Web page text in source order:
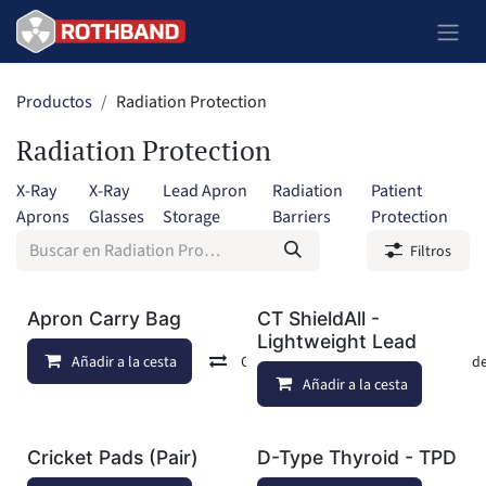
Ir al contenido
Productos Radiation Protection
Radiation Protection
X-Ray
Aprons
X-Ray
Glasses
Lead Apron
Storage
Radiation
Barriers
Patient
Protection
Filtros
Apron Carry Bag
Añadir a la cesta Comparar Añadir a lista de
CT ShieldAll -
Lightweight Lead
Añadir a la cesta
Cricket Pads (Pair) D-Type Thyroid - TPD